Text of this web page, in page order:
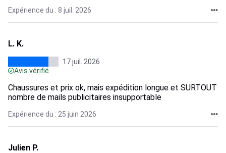
Expérience du : 8 juil. 2026
L. K.
17 juil. 2026
Avis vérifié
Chaussures et prix ok, mais expédition longue et SURTOUT
nombre de mails publicitaires insupportable
Expérience du : 25 juin 2026
Julien P.